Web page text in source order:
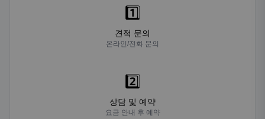
1️⃣
견적 문의
온라인/전화 문의
2️⃣
상담 및 예약
요금 안내 후 예약